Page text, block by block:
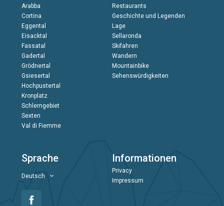
Arabba
Cortina
Eggental
Eisacktal
Fassatal
Gadertal
Grödnertal
Gsiesertal
Hochpustertal
Kronplatz
Schlerngebiet
Sexten
Val di Fiemme
Restaurants
Geschichte und Legenden
Lage
Sellaronda
Skifahren
Wandern
Mountainbike
Sehenswürdigkeiten
Sprache
Deutsch
Informationen
Privacy
Impressum